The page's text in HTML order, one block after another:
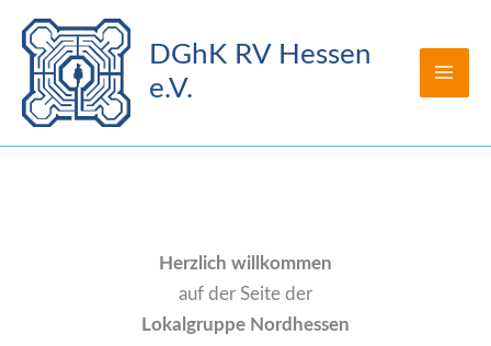
Inhalt
springen
DGhK RV Hessen
e.V.
Herzlich willkommen
auf der Seite der
Lokalgruppe Nordhessen